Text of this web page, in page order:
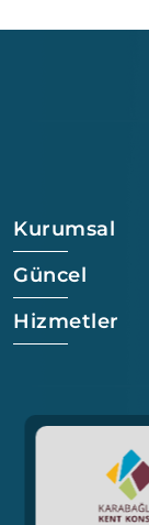
Kurumsal
Güncel
Hizmetler